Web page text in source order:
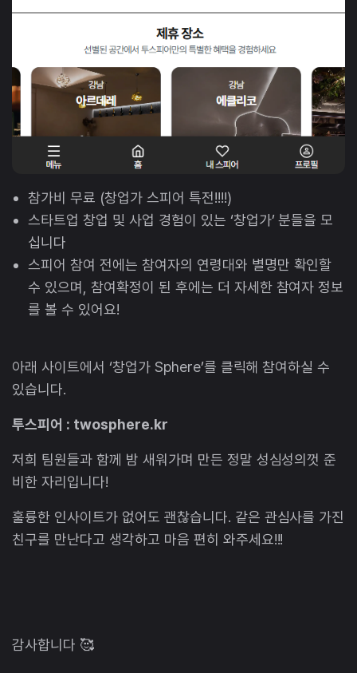
참가비 무료 (창업가 스피어 특전!!!!)
스타트업 창업 및 사업 경험이 있는 ‘창업가’ 분들을 모
십니다
스피어 참여 전에는 참여자의 연령대와 별명만 확인할
수 있으며, 참여확정이 된 후에는 더 자세한 참여자 정보
를 볼 수 있어요!
아래 사이트에서 ‘창업가 Sphere’를 클릭해 참여하실 수
있습니다.
투스피어 : twosphere.kr
저희 팀원들과 함께 밤 새워가며 만든 정말 성심성의껏 준
비한 자리입니다!
훌륭한 인사이트가 없어도 괜찮습니다. 같은 관심사를 가진
친구를 만난다고 생각하고 마음 편히 와주세요!!!
감사합니다 🥰